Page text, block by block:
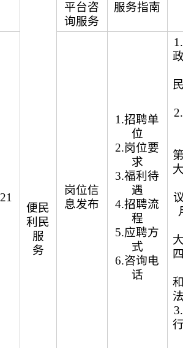
便民
利民
服
务
平台咨
询服务
服务指南
21
岗位信
息发布
1.招聘单
位
2.岗位要
求
3.福利待
遇
4.招聘流
程
5.应聘方
式
6.咨询电
话